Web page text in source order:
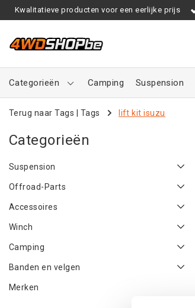
Kwalitatieve producten voor een eerlijke prijs
Categorieën Camping Suspension
Terug naar Tags Tags lift kit isuzu
Categorieën
Suspension
Offroad-Parts
Accessoires
Winch
Camping
Banden en velgen
Merken